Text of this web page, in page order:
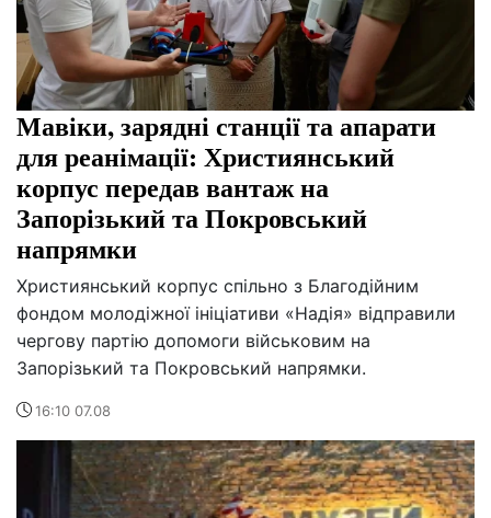
Мавіки, зарядні станції та апарати
для реанімації: Християнський
корпус передав вантаж на
Запорізький та Покровський
напрямки
Християнський корпус спільно з Благодійним
фондом молодіжної ініціативи «Надія» відправили
чергову партію допомоги військовим на
Запорізький та Покровський напрямки.
16:10 07.08